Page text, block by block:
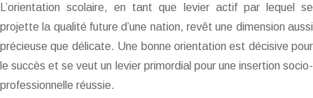
L’orientation scolaire, en tant que levier actif par lequel se
projette la qualité future d’une nation, revêt une dimension aussi
précieuse que délicate. Une bonne orientation est décisive pour
le succès et se veut un levier primordial pour une insertion socio-
professionnelle réussie.